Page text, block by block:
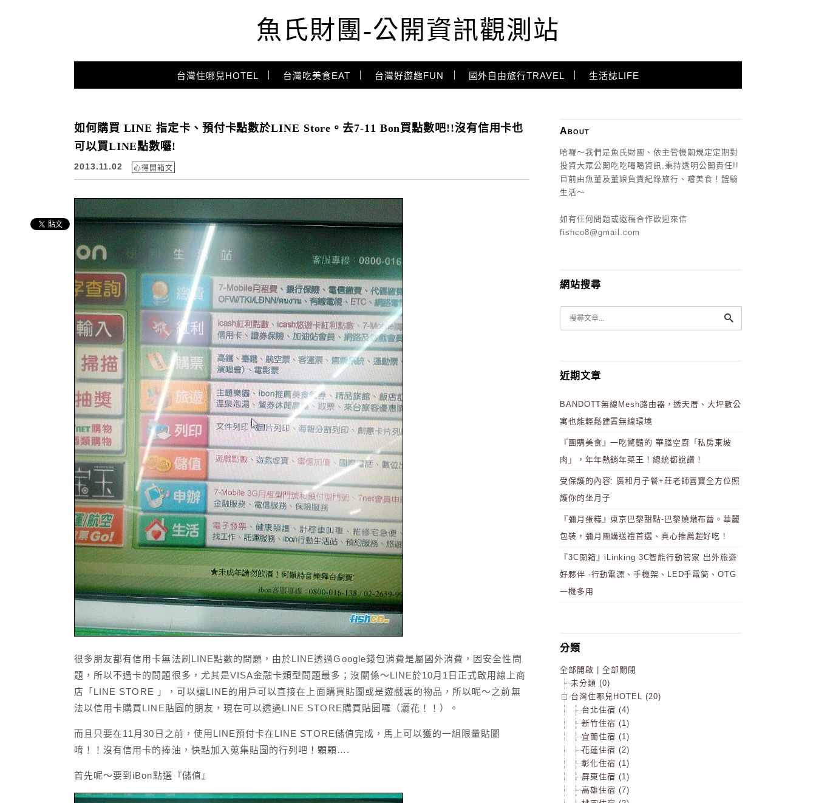
魚氏財團-公開資訊觀測站
台灣住哪兒HOTEL 台灣吃美食EAT 台灣好遊趣FUN 國外自由旅行TRAVEL 生活誌LIFE
如何購買 LINE 指定卡、預付卡點數於LINE Store。去7-11 Bon買點數吧!!沒有信用卡也
可以買LINE點數囉!
2013.11.02 心得開箱文
很多朋友都有信用卡無法刷LINE點數的問題，由於LINE透過Google錢包消費是屬國外消費，因安全性問
題，所以不過卡的問題很多，尤其是VISA金融卡類型問題最多；沒關係～LINE於10月1日正式啟用線上商
店「LINE STORE 」，可以讓LINE的用戶可以直接在上面購買貼圖或是遊戲裏的物品，所以呢～之前無
法以信用卡購買LINE貼圖的朋友，現在可以透過LINE STORE購買貼圖囉（灑花！！）。
而且只要在11月30日之前，使用LINE預付卡在LINE STORE儲值完成，馬上可以獲的一組限量貼圖
唷！！沒有信用卡的捧油，快點加入蒐集貼圖的行列吧！顆顆….
首先呢～要到iBon點選『儲值』
About
哈囉～我們是魚氏財團、依主管機關規定定期對
投資大眾公開吃吃喝喝資訊,秉持透明公開責任!!
目前由魚董及董娘負責紀錄旅行、嚐美食！體驗
生活～
如有任何問題或邀稿合作歡迎來信
fishco8@gmail.com
網站搜尋
近期文章
BANDOTT無線Mesh路由器，透天厝、大坪數公
寓也能輕鬆建置無線環境
『團購美食』一吃驚豔的 華膳空廚「私房東坡
肉」，年年熱銷年菜王！總統都說讚！
受保護的內容: 廣和月子餐+莊老師喜寶全方位照
護你的坐月子
『彌月蛋糕』東京巴黎甜點-巴黎燒燉布蕾。華麗
包裝，彌月團購送禮首選、真心推薦超好吃！
『3C開箱』iLinking 3C智能行動管家 出外旅遊
好夥伴 -行動電源、手機架、LED手電筒、OTG
一機多用
分類
全部開啟
全部關閉
未分類 (0)
台灣住哪兒HOTEL (20)
台北住宿 (4)
新竹住宿 (1)
宜蘭住宿 (1)
花蓮住宿 (2)
彰化住宿 (1)
屏東住宿 (1)
高雄住宿 (7)